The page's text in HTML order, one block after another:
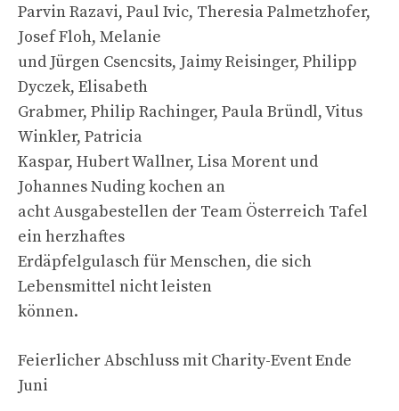
Parvin Razavi, Paul Ivic, Theresia Palmetzhofer,
Josef Floh, Melanie
und Jürgen Csencsits, Jaimy Reisinger, Philipp
Dyczek, Elisabeth
Grabmer, Philip Rachinger, Paula Bründl, Vitus
Winkler, Patricia
Kaspar, Hubert Wallner, Lisa Morent und
Johannes Nuding kochen an
acht Ausgabestellen der Team Österreich Tafel
ein herzhaftes
Erdäpfelgulasch für Menschen, die sich
Lebensmittel nicht leisten
können.
Feierlicher Abschluss mit Charity-Event Ende
Juni